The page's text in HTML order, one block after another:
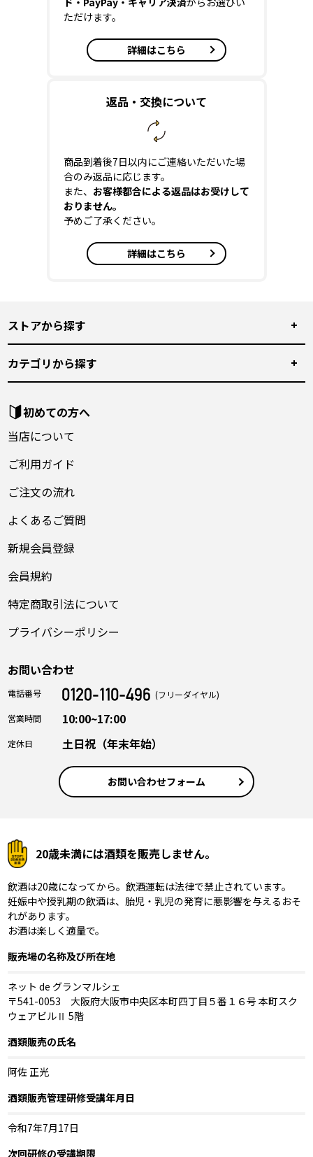
ただけます。
詳細はこちら
返品・交換について
商品到着後7日以内にご連絡いただいた場
合のみ返品に応じます。
また、 お客様都合による返品はお受けして
おりません。
予めご了承ください。
詳細はこちら
ストアから探す
カテゴリから探す
初めての方へ
当店について
ご利用ガイド
ご注文の流れ
よくあるご質問
新規会員登録
会員規約
特定商取引法について
プライバシーポリシー
お問い合わせ
電話番号
(フリーダイヤル)
営業時間
10:00~17:00
定休日 土日祝（年末年始）
お問い合わせフォーム
20歳未満には酒類を販売しません。
飲酒は20歳になってから。飲酒運転は法律で禁止されています。
妊娠中や授乳期の飲酒は、胎児・乳児の発育に悪影響を与えるおそ
れがあります。
お酒は楽しく適量で。
販売場の名称及び所在地
ネット de グランマルシェ
〒541-0053 大阪府大阪市中央区本町四丁目５番１６号 本町スク
ウェアビルⅡ 5階
酒類販売の氏名
阿佐 正光
酒類販売管理研修受講年月日
令和7年7月17日
次回研修の受講期限